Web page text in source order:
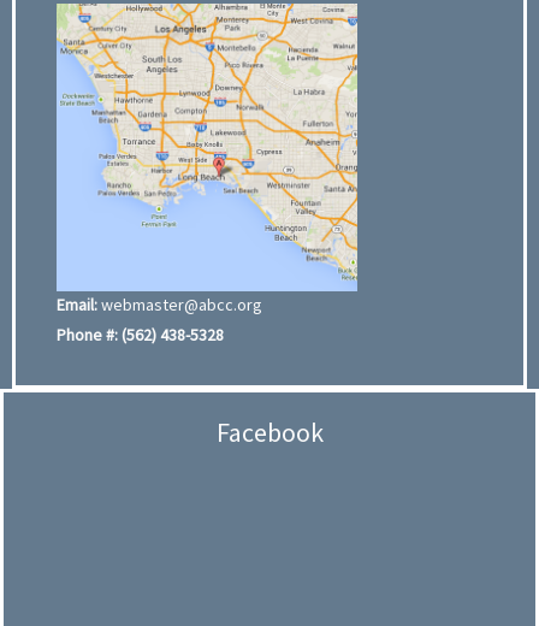
Email:webmaster@abcc.org
Phone #:(562) 438-5328
Facebook